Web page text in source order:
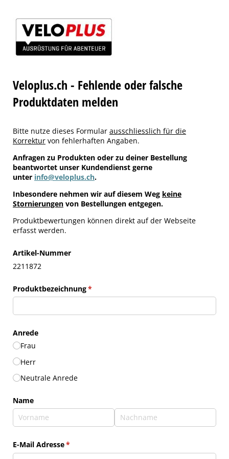
Veloplus.ch - Fehlende oder falsche
Produktdaten melden
Bitte nutze dieses Formular ausschliesslich für die
Korrektur von fehlerhaften Angaben.
Anfragen zu Produkten oder zu deiner Bestellung
beantwortet unser Kundendienst gerne
unter info@veloplus.ch.
Inbesondere nehmen wir auf diesem Weg keine
Stornierungen von Bestellungen entgegen.
Produktbewertungen können direkt auf der Webseite
erfasst werden.
Artikel-Nummer
2211872
Produktbezeichnung*
(erforderlich)
Anrede
Frau
Herr
Neutrale Anrede
Name
E-Mail Adresse*
(erforderlich)